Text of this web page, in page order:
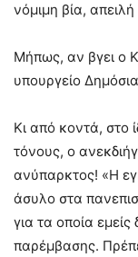
νόμιμη βία,
Μήπως, αν βγει ο
υπουργείο
Κι από κοντά, στο
τόνους, ο
ανύπαρκτος! «Η
άσυλο στα
για τα οποία
παρέμβασης.